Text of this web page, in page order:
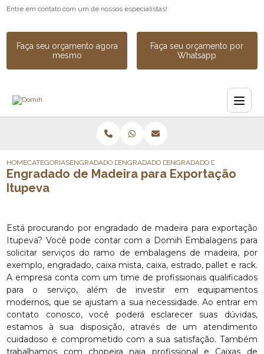
Entre em contato com um de nossos especialistas!
Faça seu orçamento agora
mesmo
Faça seu orçamento por
Whatsapp
HOMECATEGORIASENGRADADO DE MADEIRAENGRADADO DE MADEIRA PARA
ENGRADADO DE MADEIRA
Engradado de Madeira para Exportação
Itupeva
Está procurando por engradado de madeira para exportação
Itupeva? Você pode contar com a Domih Embalagens para
solicitar serviços do ramo de embalagens de madeira, por
exemplo, engradado, caixa mista, caixa, estrado, pallet e rack.
A empresa conta com um time de profissionais qualificados
para o serviço, além de investir em equipamentos
modernos, que se ajustam a sua necessidade. Ao entrar em
contato conosco, você poderá esclarecer suas dúvidas,
estamos à sua disposição, através de um atendimento
cuidadoso e comprometido com a sua satisfação. Também
trabalhamos com chopeira naja profissional e Caixas de